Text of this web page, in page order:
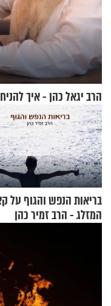
הרב יגאל כהן - איך
בריאות הנפש והגוף על
המזלג - הרב זמיר כהן